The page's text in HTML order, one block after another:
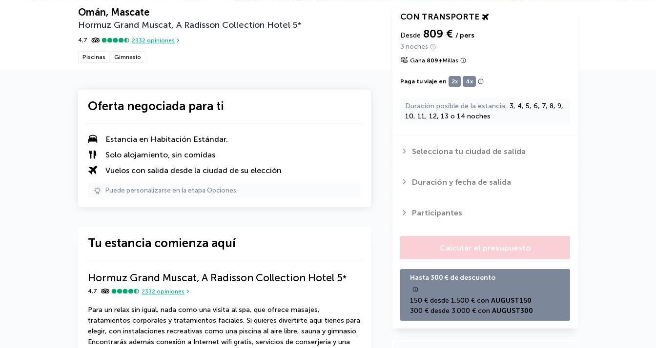
Omán, Mascate
Hormuz Grand Muscat, A Radisson Collection Hotel 5*
4,7 2332 opiniones
Piscinas Gimnasio
CON TRANSPORTE
Desde 809 € / pers
3 noches
Gana 809+Millas
Paga tu viaje en 2x 4x
Duración posible de la estancia 3, 4, 5, 6, 7, 8, 9,
10, 11, 12, 13 o 14 noches
Selecciona tu ciudad de salida
Duración y fecha de salida
Participantes
Calcular el presupuesto
Hasta 300 € de descuento
150 € desde 1.500 € con AUGUST150
300 € desde 3.000 € con AUGUST300
Oferta negociada para ti
Estancia en Habitación Estándar.
Solo alojamiento, sin comidas
Vuelos con salida desde la ciudad de su elección
Puede personalizarse en la etapa Opciones.
Tu estancia comienza aquí
Hormuz Grand Muscat, A Radisson Collection Hotel 5*
4,7 2332 opiniones
Para un relax sin igual, nada como una visita al spa, que ofrece masajes,
tratamientos corporales y tratamientos faciales. Si quieres divertirte aquí tienes para
elegir, con instalaciones recreativas como una piscina al aire libre, sauna y gimnasio.
Encontrarás además conexión a Internet wifi gratis, servicios de conserjería y una